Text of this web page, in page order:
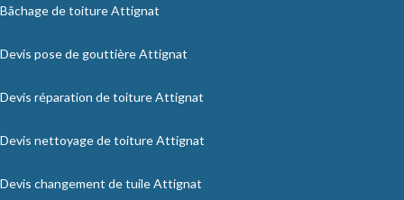
Bâchage de toiture Attignat
Devis pose de gouttière Attignat
Devis réparation de toiture Attignat
Devis nettoyage de toiture Attignat
Devis changement de tuile Attignat